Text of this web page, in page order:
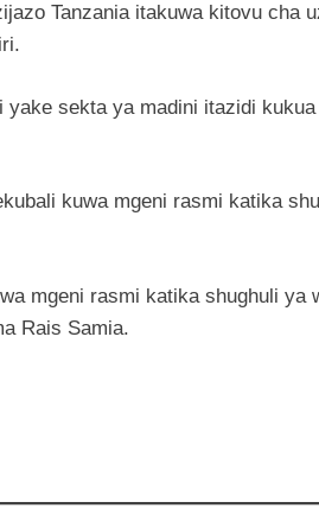
Tanzania itakuwa kitovu cha
yake sekta ya madini itazidi
kuwa mgeni rasmi katika
mgeni rasmi katika shughuli ya
Rais Samia.